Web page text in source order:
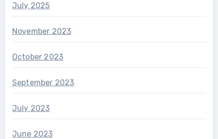
July 2025
November 2023
October 2023
September 2023
July 2023
June 2023